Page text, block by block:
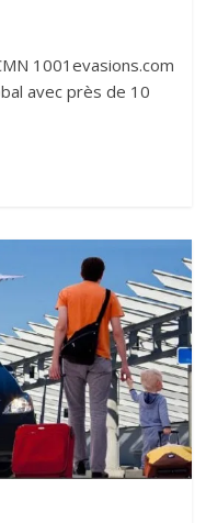
1001evasions.com
avec près de 10